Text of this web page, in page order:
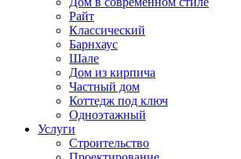
Райт
Классический
Барнхаус
Шале
Дом из кирпича
Частный дом
Коттедж под ключ
Одноэтажный
Услуги
Строительство